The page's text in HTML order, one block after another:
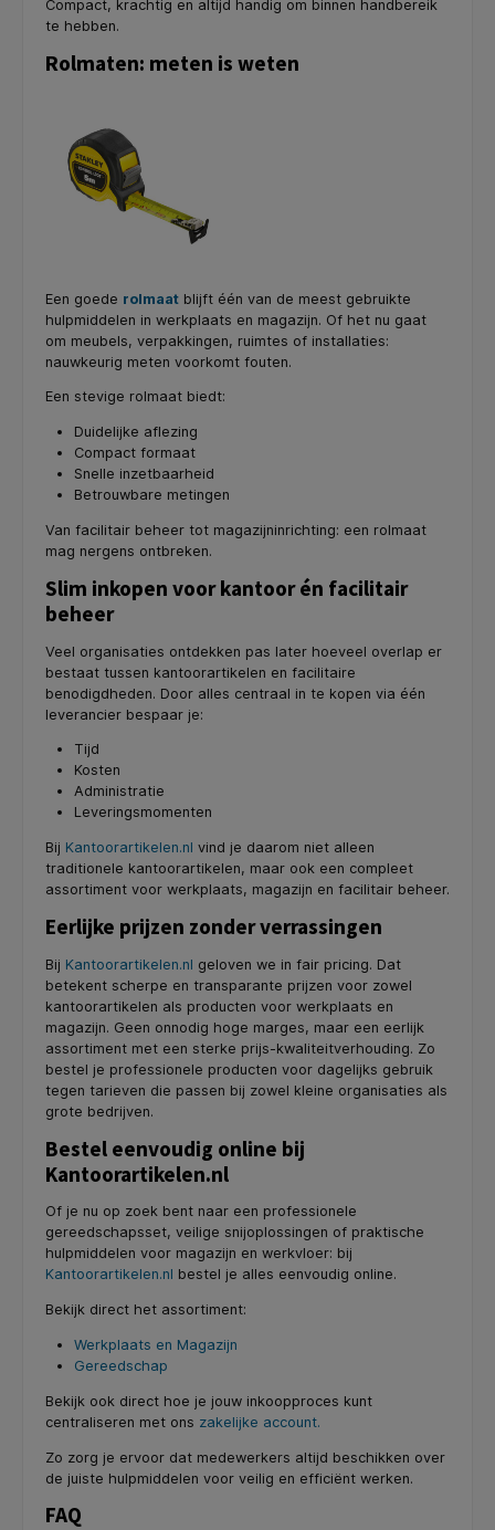
Compact, krachtig en altijd handig om binnen handbereik
te hebben.
Rolmaten: meten is weten
Een goede rolmaat blijft één van de meest gebruikte
hulpmiddelen in werkplaats en magazijn. Of het nu gaat
om meubels, verpakkingen, ruimtes of installaties:
nauwkeurig meten voorkomt fouten.
Een stevige rolmaat biedt:
Duidelijke aflezing
Compact formaat
Snelle inzetbaarheid
Betrouwbare metingen
Van facilitair beheer tot magazijninrichting: een rolmaat
mag nergens ontbreken.
Slim inkopen voor kantoor én facilitair
beheer
Veel organisaties ontdekken pas later hoeveel overlap er
bestaat tussen kantoorartikelen en facilitaire
benodigdheden. Door alles centraal in te kopen via één
leverancier bespaar je:
Tijd
Kosten
Administratie
Leveringsmomenten
Bij Kantoorartikelen.nl vind je daarom niet alleen
traditionele kantoorartikelen, maar ook een compleet
assortiment voor werkplaats, magazijn en facilitair beheer.
Eerlijke prijzen zonder verrassingen
Bij Kantoorartikelen.nl geloven we in fair pricing. Dat
betekent scherpe en transparante prijzen voor zowel
kantoorartikelen als producten voor werkplaats en
magazijn. Geen onnodig hoge marges, maar een eerlijk
assortiment met een sterke prijs-kwaliteitverhouding. Zo
bestel je professionele producten voor dagelijks gebruik
tegen tarieven die passen bij zowel kleine organisaties als
grote bedrijven.
Bestel eenvoudig online bij
Kantoorartikelen.nl
Of je nu op zoek bent naar een professionele
gereedschapsset, veilige snijoplossingen of praktische
hulpmiddelen voor magazijn en werkvloer: bij
Kantoorartikelen.nl bestel je alles eenvoudig online.
Bekijk direct het assortiment:
Werkplaats en Magazijn
Gereedschap
Bekijk ook direct hoe je jouw inkoopproces kunt
centraliseren met ons zakelijke account.
Zo zorg je ervoor dat medewerkers altijd beschikken over
de juiste hulpmiddelen voor veilig en efficiënt werken.
FAQ